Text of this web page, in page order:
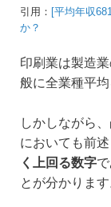
引用： [平均年収
か？
印刷業は製造
般に全業種平均
しかしながら
においても前
く上回る数字
とが分かります